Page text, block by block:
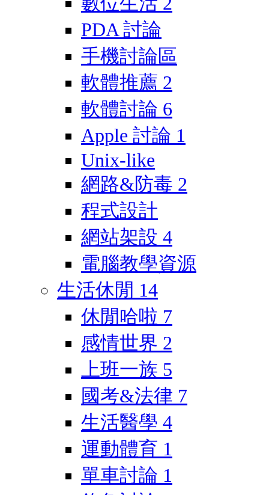
PDA 討論
手機討論區
軟體推薦 2
軟體討論 6
Apple 討論 1
Unix-like
網路&防毒 2
程式設計
網站架設 4
電腦教學資源
生活休閒 14
休閒哈啦 7
感情世界 2
上班一族 5
國考&法律 7
生活醫學 4
運動體育 1
單車討論 1